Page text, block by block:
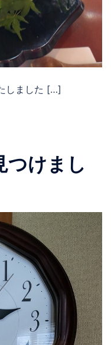
しました […]
つけまし